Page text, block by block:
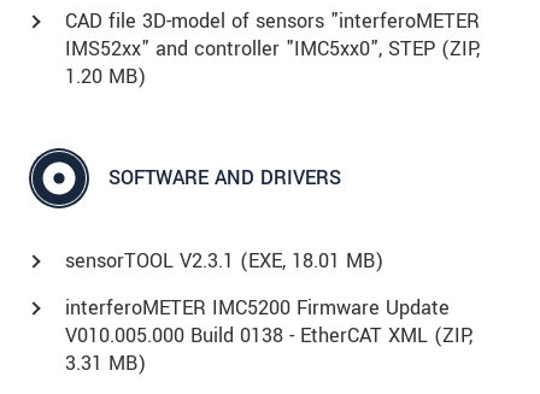
CAD file 3D-model of sensors "interferoMETER
IMS52xx" and controller "IMC5xx0", STEP (ZIP,
1.20 MB)
SOFTWARE AND DRIVERS
sensorTOOL V2.3.1 (EXE, 18.01 MB)
interferoMETER IMC5200 Firmware Update
V010.005.000 Build 0138 - EtherCAT XML (ZIP,
3.31 MB)